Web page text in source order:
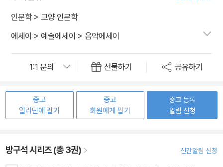
인문학> 교양 인문학
에세이 > 예술에세이 > 음악에세이
선물하기 공유하기
중고
알라딘에 팔기
중고
회원에게 팔기
중고 등록
알림 신청
방구석 시리즈 (총 3권) 신간알림 신청